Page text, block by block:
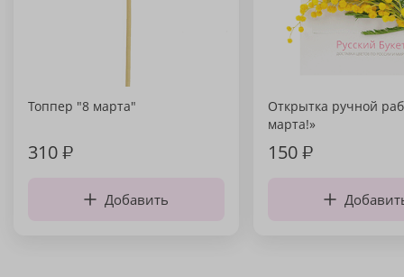
Топпер "8 марта"
310₽
Добавить
Открытка ручной
марта!»
150₽